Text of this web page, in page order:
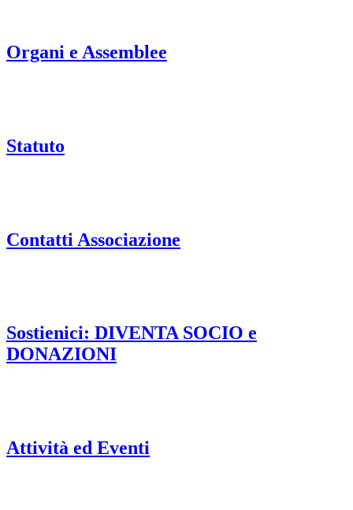
Organi e Assemblee
Statuto
Contatti Associazione
Sostienici: DIVENTA SOCIO e
DONAZIONI
Attività ed Eventi